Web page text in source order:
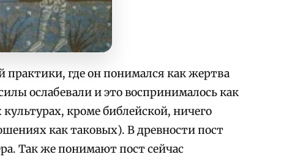
практики, где он понимался как жертва
ослабевали и это воспринималось как
культурах, кроме библейской, ничего
как таковых). В древности пост
Так же понимают пост сейчас